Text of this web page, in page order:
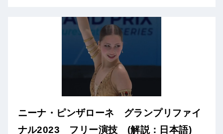
ニーナ・ピンザローネ グランプリファイ
ナル2023 フリー演技 (解説：日本語)